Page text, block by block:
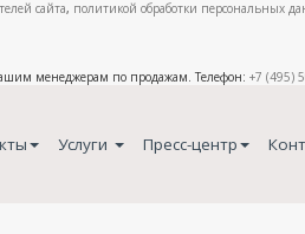
сайта, политикой обработки персональных
менеджерам по продажам. Телефон: +7 (495)
Услуги Пресс-центр